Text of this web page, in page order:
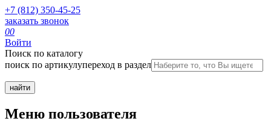
+7 (812) 350-45-25
заказать звонок
00
Войти
Поиск по каталогу
поиск по артикулупереход в раздел
Меню пользователя